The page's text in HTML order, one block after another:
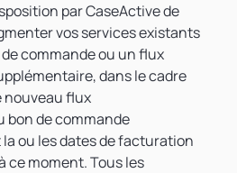
par CaseActive de
vos services existants
commande ou un flux
dans le cadre
nouveau flux
de commande
ou les dates de facturation
ce moment. Tous les